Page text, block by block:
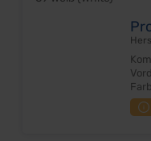
Farbe:
gute